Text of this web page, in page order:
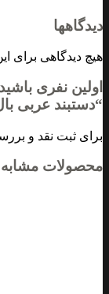
دیدگاهها
هیچ دیدگاهی برای
اولین نفری
“دستبند عربی بال
برای ثبت نقد و
محصولات مشابه